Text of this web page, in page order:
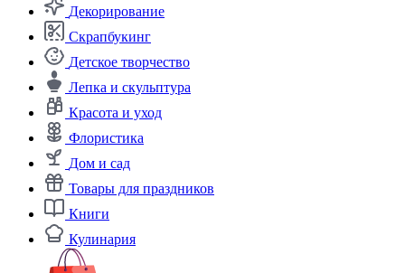
Декорирование
Скрапбукинг
Детское творчество
Лепка и скульптура
Красота и уход
Флористика
Дом и сад
Товары для праздников
Книги
Кулинария